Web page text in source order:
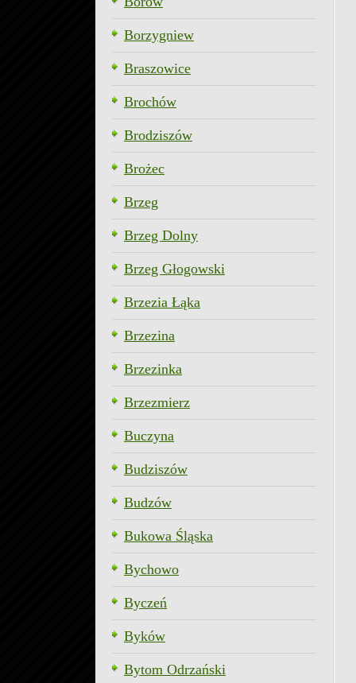
Borzygniew
Braszowice
Brochów
Brodziszów
Brożec
Brzeg
Brzeg Dolny
Brzeg Głogowski
Brzezia Łąka
Brzezina
Brzezinka
Brzezmierz
Buczyna
Budziszów
Budzów
Bukowa Śląska
Bychowo
Byczeń
Byków
Bytom Odrzański